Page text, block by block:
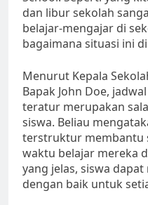
dan libur sekolah
belajar-mengajar di
bagaimana situasi ini
Menurut Kepala
Bapak John Doe,
teratur merupakan
siswa. Beliau
terstruktur membantu
waktu belajar mereka
yang jelas, siswa
dengan baik untuk